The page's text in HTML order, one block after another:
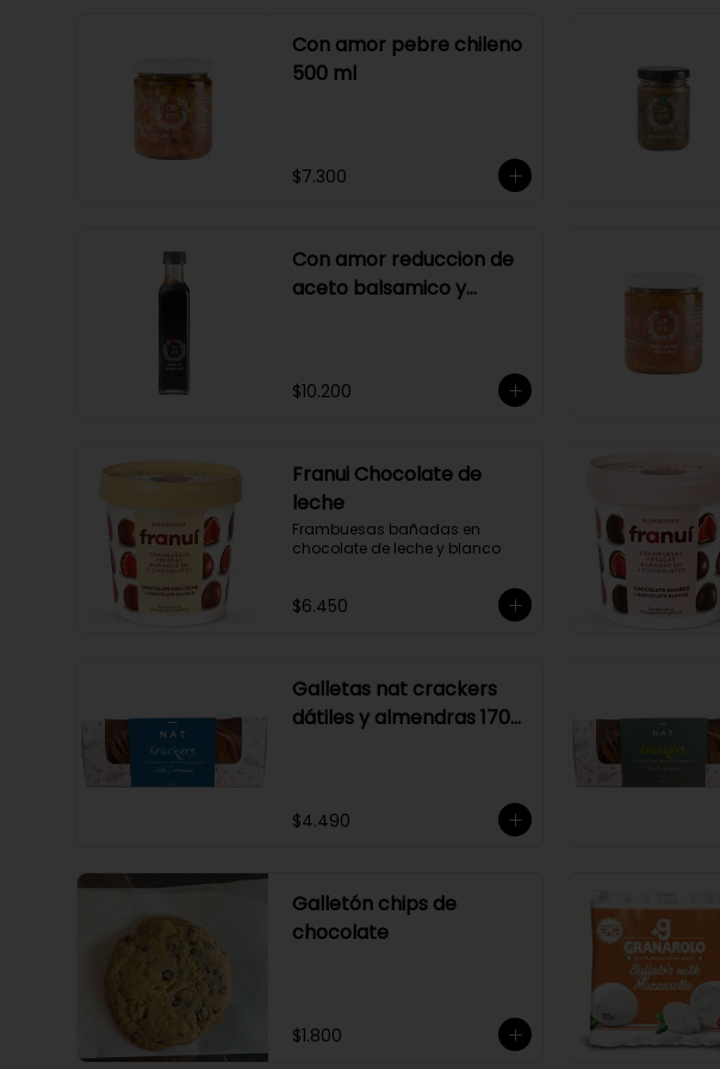
Con amor pebre chileno
500 ml
$7.300
Con amor reduccion de
aceto balsamico y
$10.200
Franui Chocolate de
leche
Frambuesas bañadas en
chocolate de leche y blanco
$6.450
Galletas nat crackers
dátiles y almendras 170
$4.490
Galletón chips de
chocolate
$1.800